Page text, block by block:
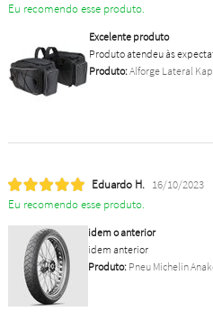
Eu recomendo esse produto.
Excelente produto
Produto atendeu às
Produto:Alforge Lateral
Eduardo H. 16/10/2023
Eu recomendo esse produto.
idem o anterior
idem anterior
Produto:Pneu Michelin